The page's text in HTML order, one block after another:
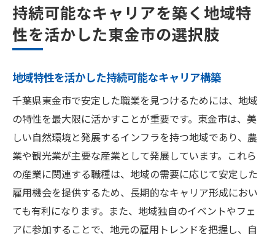
持続可能なキャリアを築く地域特
性を活かした東金市の選択肢
地域特性を活かした持続可能なキャリア構築
千葉県東金市で安定した職業を見つけるためには、地域
の特性を最大限に活かすことが重要です。東金市は、美
しい自然環境と発展するインフラを持つ地域であり、農
業や観光業が主要な産業として発展しています。これら
の産業に関連する職種は、地域の需要に応じて安定した
雇用機会を提供するため、長期的なキャリア形成におい
ても有利になります。また、地域独自のイベントやフェ
アに参加することで、地元の雇用トレンドを把握し、自